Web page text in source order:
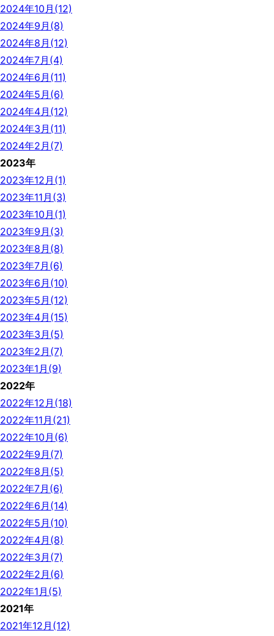
2024年10月(12)
2024年9月(8)
2024年8月(12)
2024年7月(4)
2024年6月(11)
2024年5月(6)
2024年4月(12)
2024年3月(11)
2024年2月(7)
2023年
2023年12月(1)
2023年11月(3)
2023年10月(1)
2023年9月(3)
2023年8月(8)
2023年7月(6)
2023年6月(10)
2023年5月(12)
2023年4月(15)
2023年3月(5)
2023年2月(7)
2023年1月(9)
2022年
2022年12月(18)
2022年11月(21)
2022年10月(6)
2022年9月(7)
2022年8月(5)
2022年7月(6)
2022年6月(14)
2022年5月(10)
2022年4月(8)
2022年3月(7)
2022年2月(6)
2022年1月(5)
2021年
2021年12月(12)